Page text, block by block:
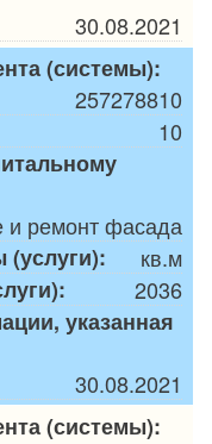
30.08.2021
(системы):
257278810
10
и ремонт фасада
кв.м
2036
указанная
30.08.2021
(системы):